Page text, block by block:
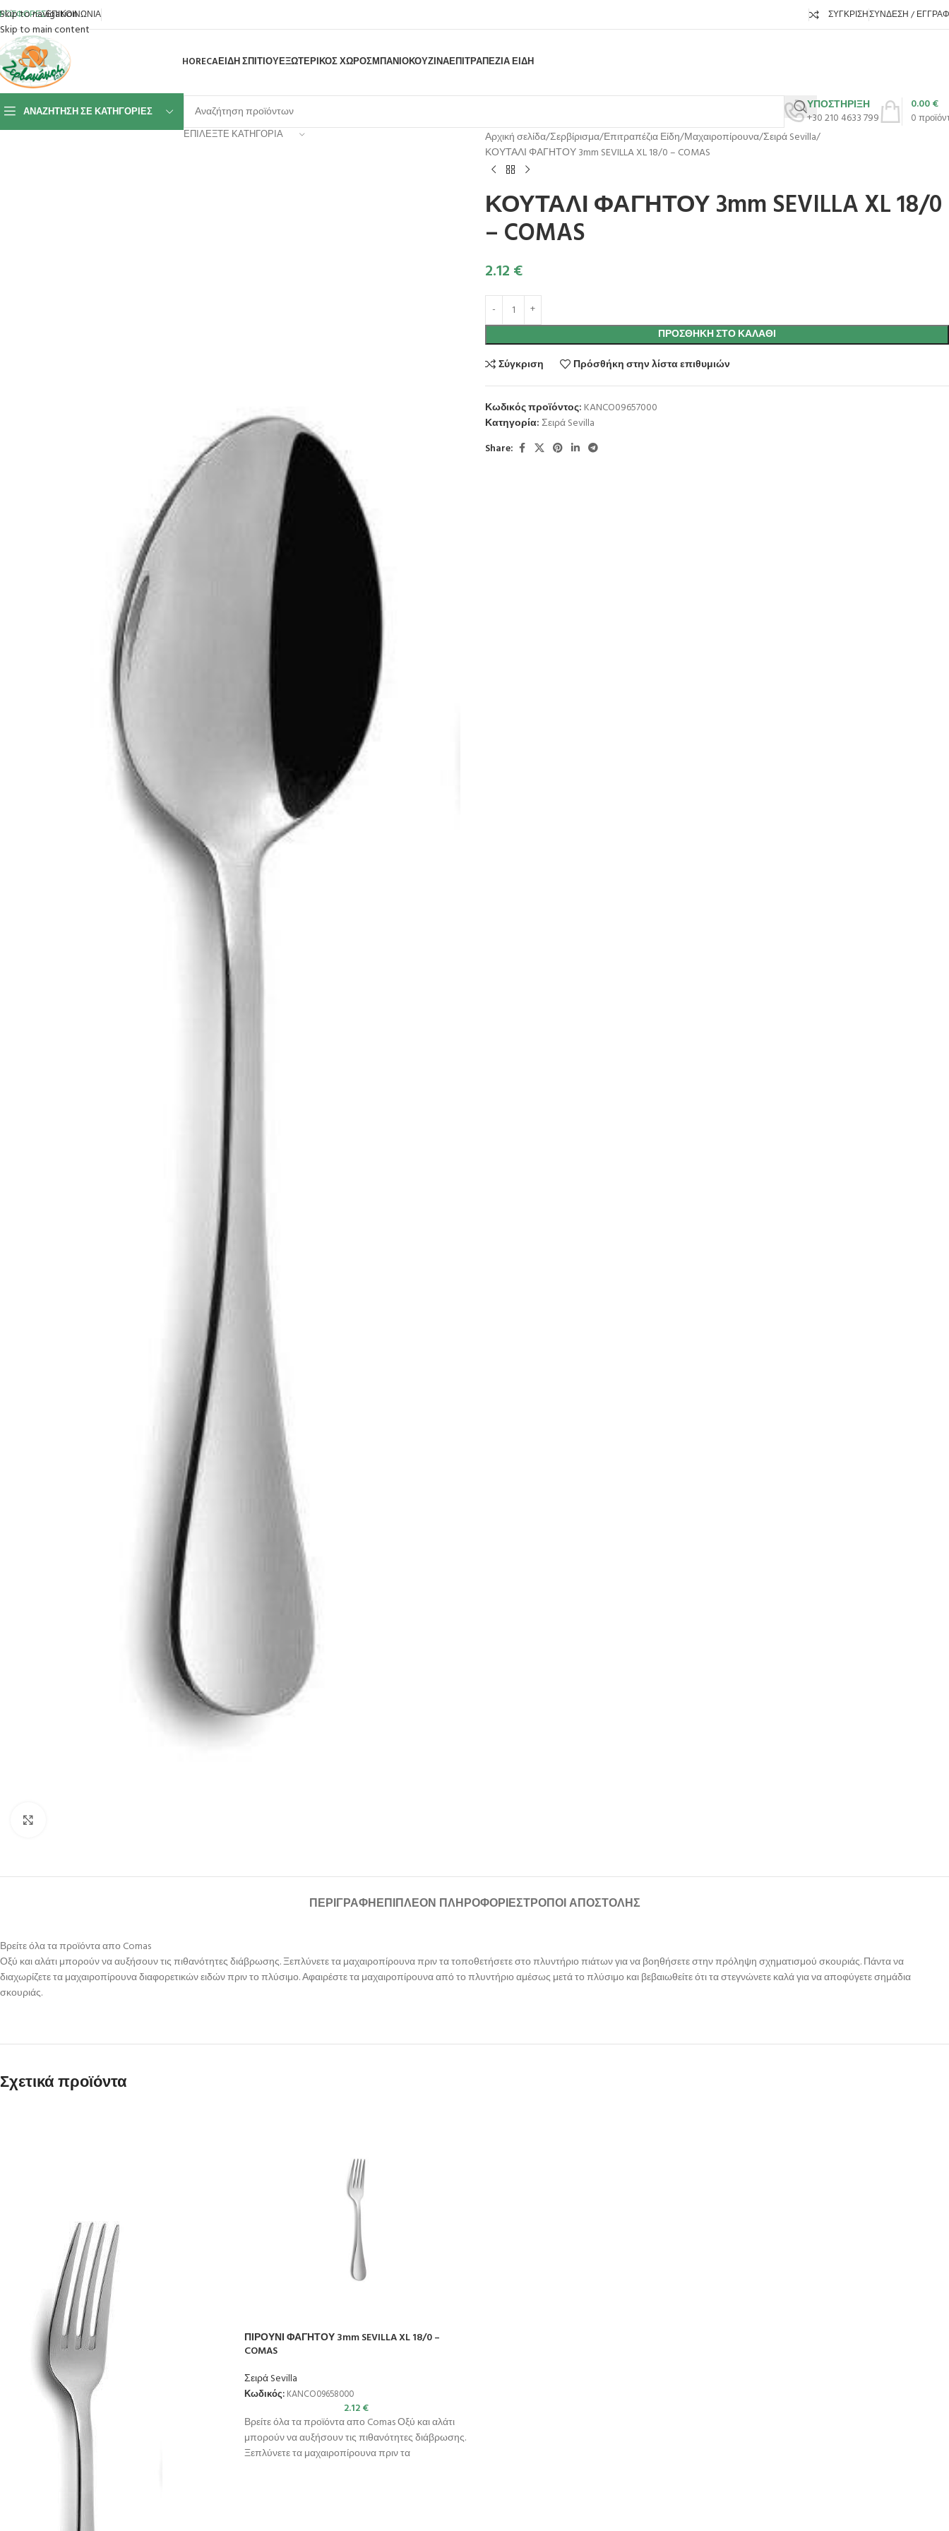
Skip to navigation
Skip to main content
ΕΠΙΚΟΙΝΩΝΙΑ ΣΎΓΚΡΙΣΗΣΎΝΔΕΣΗ /
HORECAΕΙΔΗ ΣΠΙΤΙΟΥΕΞΩΤΕΡΙΚΟΣ ΧΩΡΟΣΜΠΆΝΙΟΚΟΥΖΊΝΑΕΠΙΤΡΑΠΈΖΙΑ ΕΊΔΗ
ΑΝΑΖΉΤΗΣΗ ΣΕ ΚΑΤΗΓΟΡΊΕΣ
ΕΠΙΛΈΞΤΕ ΚΑΤΗΓΟΡΊΑ
ΥΠΟΣΤΗΡΙΞΗ
+30 210 4633 799
0
0.00€
Αρχική σελίδα Σερβίρισμα Επιτραπέζια Είδη Μαχαιροπίρουνα Σειρά Sevilla
ΚΟΥΤΑΛΙ ΦΑΓΗΤΟΥ 3mm SEVILLA XL 18/0 – COMAS
ΚΟΥΤΑΛΙ ΦΑΓΗΤΟΥ 3mm SEVILLA XL 18/0
– COMAS
2.12 €
ΠΡΟΣΘΉΚΗ ΣΤΟ ΚΑΛΆΘΙ
Σύγκριση
Πρόσθήκη στην λίστα επιθυμιών
Κωδικός προϊόντος: KANCO09657000
Κατηγορία:Σειρά Sevilla
Share:
ΠΕΡΙΓΡΑΦΉΕΠΙΠΛΈΟΝ ΠΛΗΡΟΦΟΡΊΕΣΤΡΌΠΟΙ ΑΠΟΣΤΟΛΉΣ
Βρείτε όλα τα προϊόντα απο Comas
Οξύ και αλάτι μπορούν να αυξήσουν τις πιθανότητες διάβρωσης. Ξεπλύνετε τα μαχαιροπίρουνα πριν τα τοποθετήσετε στο πλυντήριο πιάτων για να βοηθήσετε στην πρόληψη σχηματισμού σκουριάς. Πάντα να
διαχωρίζετε τα μαχαιροπίρουνα διαφορετικών ειδών πριν το πλύσιμο. Αφαιρέστε τα μαχαιροπίρουνα από το πλυντήριο αμέσως μετά το πλύσιμο και βεβαιωθείτε ότι τα στεγνώνετε καλά για να αποφύγετε σημάδια
σκουριάς.
Σχετικά προϊόντα
ΠΙΡΟΥΝΙ ΦΑΓΗΤΟΥ 3mm SEVILLA XL 18/0 –
COMAS
Σειρά Sevilla
Κωδικός: KANCO09658000
2.12€
Βρείτε όλα τα προϊόντα απο Comas Οξύ και αλάτι
μπορούν να αυξήσουν τις πιθανότητες διάβρωσης.
Ξεπλύνετε τα μαχαιροπίρουνα πριν τα